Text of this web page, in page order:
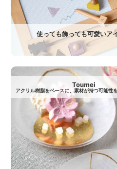
使っても飾っても可愛いア
Toumei
アクリル樹脂をベースに、素材が持つ可能性